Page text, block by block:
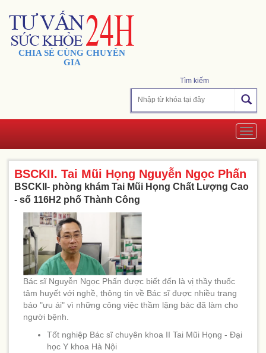
CHIA SẺ CÙNG CHUYÊN
GIA
Tìm kiếm
BSCKII. Tai Mũi Họng Nguyễn Ngọc Phấn
BSCKII- phòng khám Tai Mũi Họng Chất Lượng Cao
- số 116H2 phố Thành Công
Bác sĩ Nguyễn Ngọc Phấn được biết đến là vị thầy thuốc
tâm huyết với nghề, thông tin về Bác sĩ được nhiều trang
báo "ưu ái" vì những công việc thầm lặng bác đã làm cho
người bệnh.
Tốt nghiệp Bác sĩ chuyên khoa II Tai Mũi Họng - Đại
học Y khoa Hà Nội